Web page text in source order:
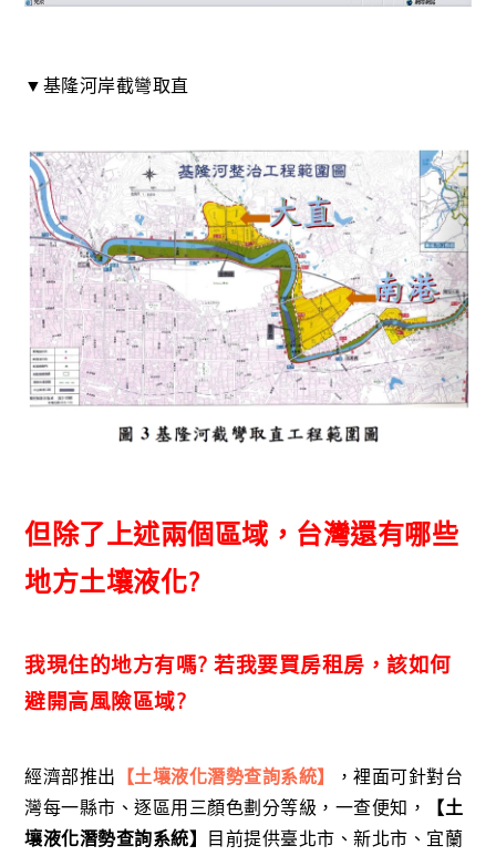
▼基隆河岸截彎取直
但除了上述兩個區域，台灣還有哪些
地方土壤液化?
我現住的地方有嗎? 若我要買房租房，該如何
避開高風險區域?
經濟部推出 【土壤液化潛勢查詢系統】
，裡面可針對台
灣每一縣市、逐區用三顏色劃分等級，一查便知，
【土
壤液化潛勢查詢系統】
目前提供臺北市、新北市、宜蘭